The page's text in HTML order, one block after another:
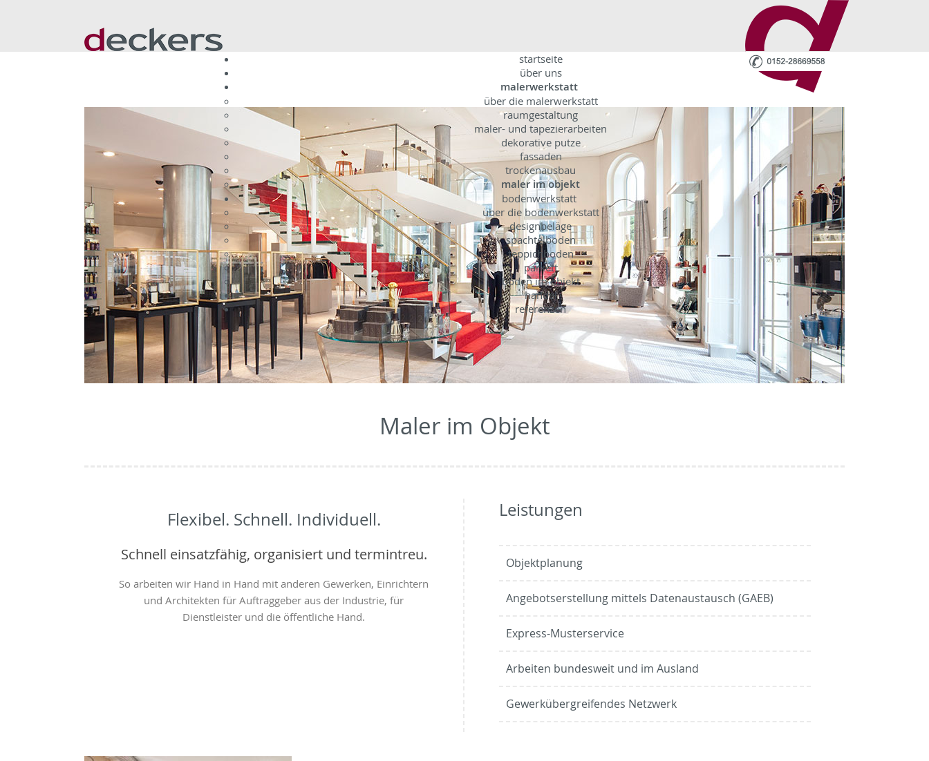
startseite
über uns
malerwerkstatt
über die malerwerkstatt
raumgestaltung
maler- und tapezierarbeiten
dekorative putze
fassaden
trockenausbau
maler im objekt
bodenwerkstatt
über die bodenwerkstatt
designbeläge
spachtelboden
teppichboden
parkett
böden im objekt
handel
referenzen
Maler im Objekt
Flexibel. Schnell. Individuell.
Schnell einsatzfähig, organisiert und termintreu.
So arbeiten wir Hand in Hand mit anderen Gewerken, Einrichtern
und Architekten für Auftraggeber aus der Industrie, für
Dienstleister und die öffentliche Hand.
Leistungen
Objektplanung
Angebotserstellung mittels Datenaustausch (GAEB)
Express-Musterservice
Arbeiten bundesweit und im Ausland
Gewerkübergreifendes Netzwerk